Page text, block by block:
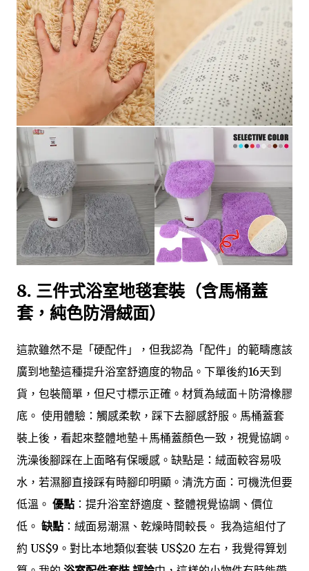
8. 三件式浴室地毯套裝（含馬桶蓋
套，純色防滑絨面）
這款雖然不是「硬配件」，但我認為「配件」的範疇應該
廣到地墊這種提升浴室舒適度的物品。下單後約16天到
貨，包裝簡單，但尺寸標示正確。材質為絨面＋防滑橡膠
底。 使用體驗：觸感柔軟，踩下去腳感舒服。馬桶蓋套
裝上後，看起來整體地墊＋馬桶蓋顏色一致，視覺協調。
洗澡後腳踩在上面略有保暖感。缺點是：絨面較容易吸
水，若濕腳直接踩有時腳印明顯。清洗方面：可機洗但要
低溫。 優點 ：提升浴室舒適度、整體視覺協調、價位
低。 缺點 ：絨面易潮濕、乾燥時間較長。 我為這組付了
約 US$9。對比本地類似套裝 US$20 左右，我覺得算划